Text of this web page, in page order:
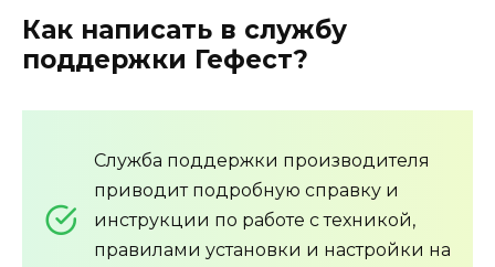
Как написать в службу
поддержки Гефест?
Служба поддержки производителя
приводит подробную справку и
инструкции по работе с техникой,
правилами установки и настройки на